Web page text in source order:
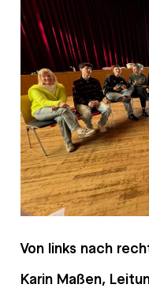
Von links nach
Karin Maßen,